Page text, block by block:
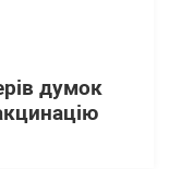
думок